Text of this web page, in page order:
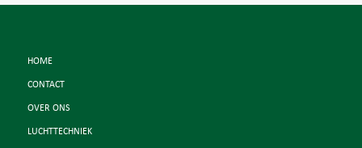
HOME
CONTACT
OVER ONS
LUCHTTECHNIEK